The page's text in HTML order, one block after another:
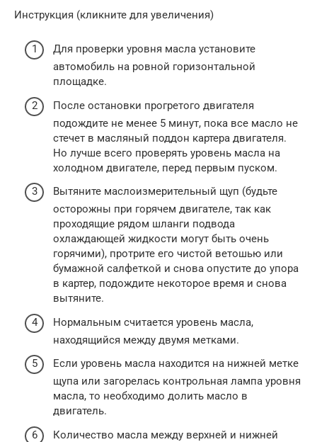
Инструкция (кликните для увеличения)
Для проверки уровня масла установите
автомобиль на ровной горизонтальной
площадке.
После остановки прогретого двигателя
подождите не менее 5 минут, пока все масло не
стечет в масляный поддон картера двигателя.
Но лучше всего проверять уровень масла на
холодном двигателе, перед первым пуском.
Вытяните маслоизмерительный щуп (будьте
осторожны при горячем двигателе, так как
проходящие рядом шланги подвода
охлаждающей жидкости могут быть очень
горячими), протрите его чистой ветошью или
бумажной салфеткой и снова опустите до упора
в картер, подождите некоторое время и снова
вытяните.
Нормальным считается уровень масла,
находящийся между двумя метками.
Если уровень масла находится на нижней метке
щупа или загорелась контрольная лампа уровня
масла, то необходимо долить масло в
двигатель.
Количество масла между верхней и нижней